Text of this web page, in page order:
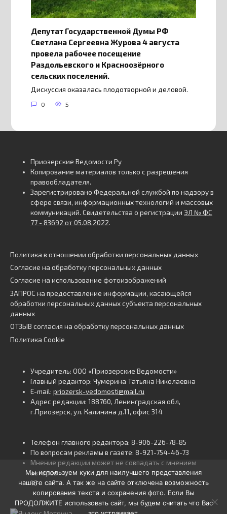
Депутат Государственной Думы РФ
Светлана Сергеевна Журова 4 августа
провела рабочее посещение
Раздольевского и Красноозёрного
сельских поселений.
Дискуссия оказалась плодотворной и деловой.
0 5
Приозерские Ведомости Ру
Копирование материалов только с разрешения
правообладателя.
Зарегистрировано Федеральной службой по надзору в
сфере связи, информационных технологий и массовых
коммуникаций. Свидетельства о регистрации ЭЛ № ФС
77 - 83692 от 05.08.2022.
Политика в отношении обработки персональных данных
Согласие на обработку персональных данных
Согласие на использование фотоизображений
ЗАПРОС на предоставление информации, касающейся
обработки персональных данных субъекта персональных
данных
ОТЗЫВ согласия на обработку персональных данных
Политика Cookie
Учредитель: ООО «Приозерские Ведомости»
Главный редактор: Чумерина Татьяна Николаевна
E-mail: priozersk-vedomosti@mail.ru
Адрес редакции: 188760, Ленинградская обл,
г.Приозерск, ул. Калинина д.11, офис 314
Телефон главного редактора: 8-906-226-78-85
По вопросам рекламы в газете: 8-921-754-46-73
Мнение редакции может не совпадать с мнением
авторов.
16+
Мы используем куки для наилучшего представления
нашего сайта. А так же на сайте отключена возможность
копирования текста и сохранения фото. Если Вы
ПРОДОЛЖИТЕ использовать сайт, мы будем считать что Вас